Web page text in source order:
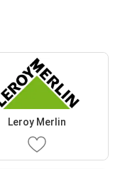
Leroy Merlin